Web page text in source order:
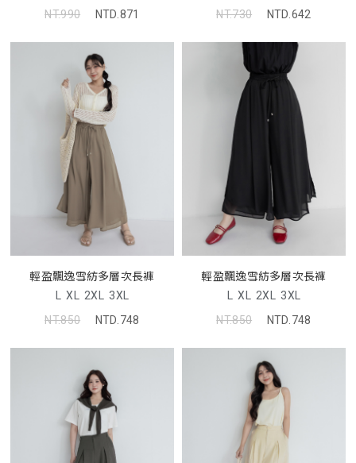
NT.990
NTD.871
NT.730
NTD.642
輕盈飄逸雪紡多層次長褲
L XL 2XL 3XL
NT.850
NTD.748
輕盈飄逸雪紡多層次長褲
L XL 2XL 3XL
NT.850
NTD.748